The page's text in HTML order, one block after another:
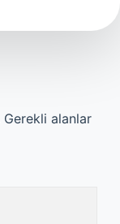
Gerekli alanlar